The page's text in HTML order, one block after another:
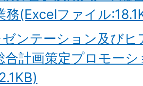
務(Excelファイル
ンテーション及びヒ
合計画策定プロモー